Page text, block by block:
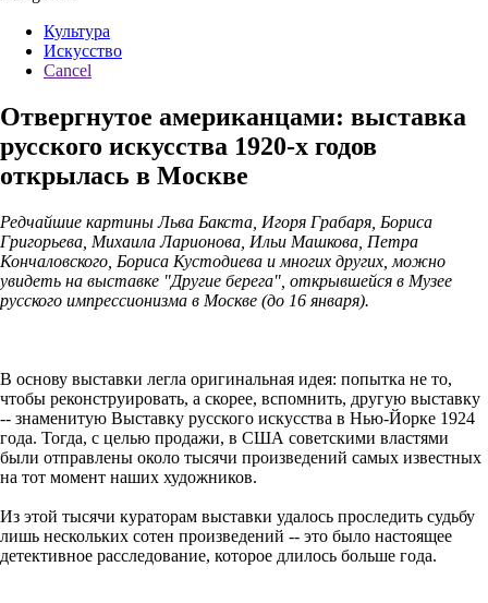
Культура
Искусство
Cancel
Отвергнутое американцами: выставка
русского искусства 1920-х годов
открылась в Москве
Редчайшие картины Льва Бакста, Игоря Грабаря, Бориса
Григорьева, Михаила Ларионова, Ильи Машкова, Петра
Кончаловского, Бориса Кустодиева и многих других, можно
увидеть на выставке "Другие берега", открывшейся в Музее
русского импрессионизма в Москве (до 16 января).
В основу выставки легла оригинальная идея: попытка не то,
чтобы реконструировать, а скорее, вспомнить, другую выставку
-- знаменитую Выставку русского искусства в Нью-Йорке 1924
года. Тогда, с целью продажи, в США советскими властями
были отправлены около тысячи произведений самых известных
на тот момент наших художников.
Из этой тысячи кураторам выставки удалось проследить судьбу
лишь нескольких сотен произведений -- это было настоящее
детективное расследование, которое длилось больше года.